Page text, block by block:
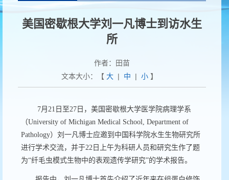
美国密歇根大学刘一凡博士到访水生
所
作者：田苗
文本大小：【 大| 中 | 小】
7月 21 日 至27 日，美国密歇根大学医学院病理学系
（University of Michigan Medical School, Department of
Pathology）刘一凡博士应邀到 中国科学院水生生物研究所
进行学术交流，并于22 日上午为科研人员和研究生作了题
为“纤毛虫模式生物中的表观遗传学研究”的学术报告。